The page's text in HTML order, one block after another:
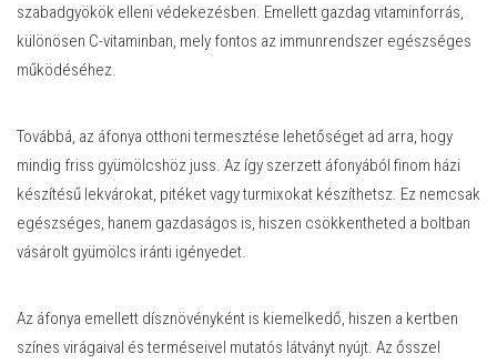
szabadgyökök elleni védekezésben. Emellett gazdag vitaminforrás,
különösen C-vitaminban, mely fontos az immunrendszer egészséges
működéséhez.
Továbbá, az áfonya otthoni termesztése lehetőséget ad arra, hogy
mindig friss gyümölcshöz juss. Az így szerzett áfonyából finom házi
készítésű lekvárokat, pitéket vagy turmixokat készíthetsz. Ez nemcsak
egészséges, hanem gazdaságos is, hiszen csökkentheted a boltban
vásárolt gyümölcs iránti igényedet.
Az áfonya emellett dísznövényként is kiemelkedő, hiszen a kertben
színes virágaival és terméseivel mutatós látványt nyújt. Az ősszel